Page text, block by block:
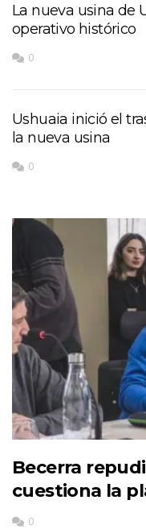
La nueva usina de
operativo histórico
0
Ushuaia inició el
la nueva usina
0
Becerra
cuestiona la
0